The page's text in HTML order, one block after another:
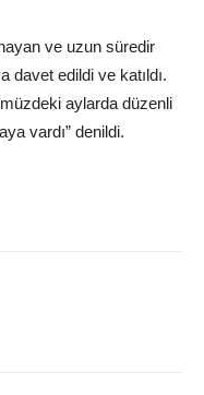
ve uzun süredir
davet edildi ve katıldı.
aylarda düzenli
vardı” denildi.